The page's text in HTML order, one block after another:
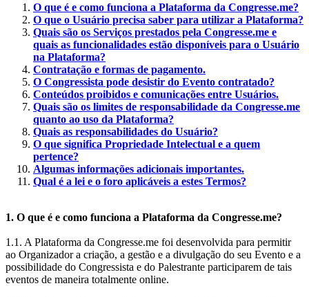
O que é e como funciona a Plataforma da Congresse.me?
O que o Usuário precisa saber para utilizar a Plataforma?
Quais são os Serviços prestados pela Congresse.me e
quais as funcionalidades estão disponíveis para o Usuário
na Plataforma?
Contratação e formas de pagamento.
O Congressista pode desistir do Evento contratado?
Conteúdos proibidos e comunicações entre Usuários.
Quais são os limites de responsabilidade da Congresse.me
quanto ao uso da Plataforma?
Quais as responsabilidades do Usuário?
O que significa Propriedade Intelectual e a quem
pertence?
Algumas informações adicionais importantes.
Qual é a lei e o foro aplicáveis a estes Termos?
1. O que é e como funciona a Plataforma da Congresse.me?
1.1. A Plataforma da Congresse.me foi desenvolvida para permitir
ao Organizador a criação, a gestão e a divulgação do seu Evento e a
possibilidade do Congressista e do Palestrante participarem de tais
eventos de maneira totalmente online.